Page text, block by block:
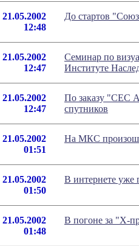
21.05.2002
12:48
До стартов
21.05.2002
12:47
Семинар по
Институте
21.05.2002
12:47
По заказу "СЕС
спутников
21.05.2002
01:51
На МКС
21.05.2002
01:50
В интернете уже
21.05.2002
01:48
В погоне за "Х-